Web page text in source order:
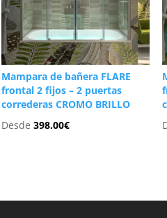
Mampara de bañera FLARE
frontal 2 fijos – 2 puertas
correderas CROMO BRILLO
Desde398.00€